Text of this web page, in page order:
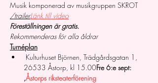
Musik komponerad av musikgruppen SKROT
/trailerLänk till video
Föreställningen är gratis.
Rekommenderas för alla åldrar
Turnéplan
26533 Åstorp, kl 15.00Fre 6:e sept:
,Åstorps riksteaterförening